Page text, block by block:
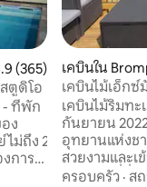
นนเฉลี่ย 4.9 จาก 5, 365
(365)
ตูดิโอ
- ที่พัก
ง
ไม่ถึง 2
บบมิ
เคบินใน
เคบินไม้เอ็กซ์
เคบินไม้ริมทะ
กันยายน
อุทยานแห่งช
สวยงามและเ
โดยตรง ที่นี่เ
ครอบครัว · ส